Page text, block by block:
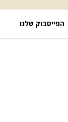
הפייסבוק שלנו